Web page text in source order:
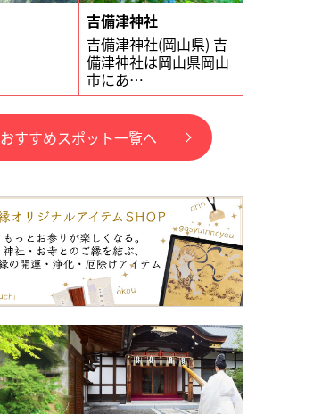
吉備津神社
吉備津神社(岡山県) 吉
備津神社は岡山県岡山
市にあ…
おすすめスポット一覧へ